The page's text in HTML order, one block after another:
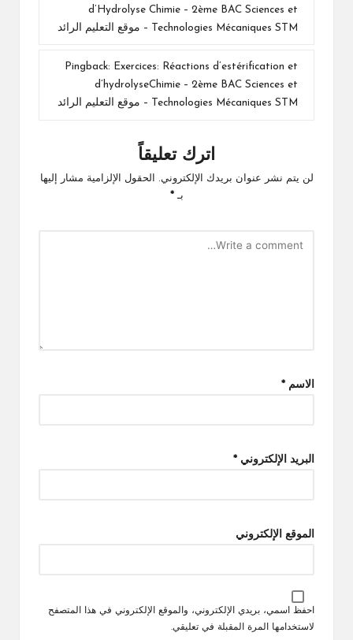
d’Hydrolyse Chimie – 2ème BAC Sciences et
Technologies Mécaniques STM – موقع التعليم الرائد
Pingback:
Exercices: Réactions d’estérification et
d’hydrolyseChimie – 2ème BAC Sciences et
Technologies Mécaniques STM – موقع التعليم الرائد
اترك تعليقاً
لن يتم نشر عنوان بريدك الإلكتروني.
الحقول الإلزامية مشار إليها
بـ*
الاسم *
البريد الإلكتروني *
الموقع الإلكتروني
احفظ اسمي، بريدي الإلكتروني، والموقع الإلكتروني في هذا المتصفح
لاستخدامها المرة المقبلة في تعليقي.